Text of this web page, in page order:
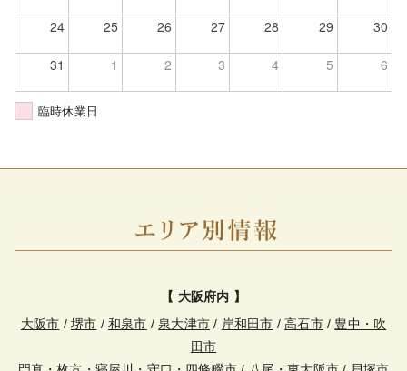
24 25 26 27 28 29 30
31 1 2 3 4 5 6
臨時休業日
【 大阪府内 】
大阪市 /堺市 /和泉市 / 泉大津市 / 岸和田市 /高石市/ 豊中・吹
田市